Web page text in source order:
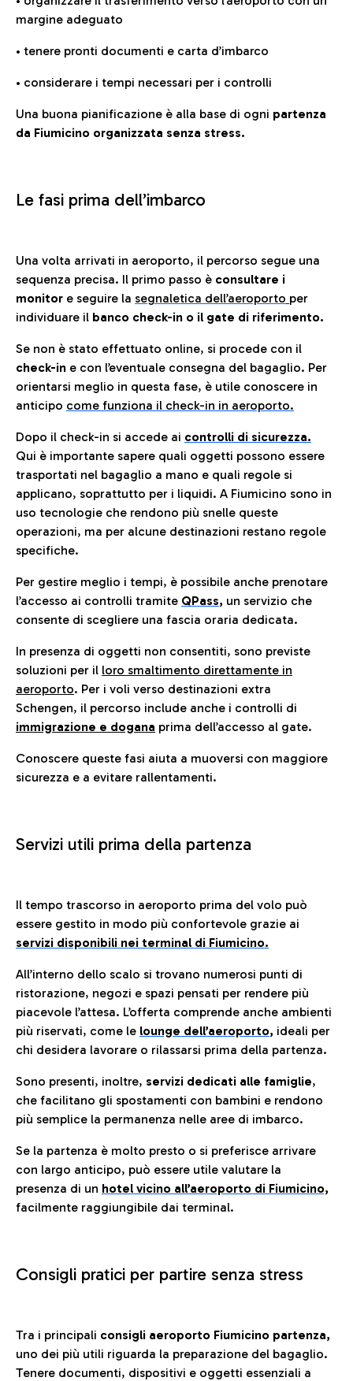
margine adeguato
• tenere pronti documenti e carta d’imbarco
• considerare i tempi necessari per i controlli
Una buona pianificazione è alla base di ogni partenza
da Fiumicino organizzata senza stress.
Le fasi prima dell’imbarco
Una volta arrivati in aeroporto, il percorso segue una
sequenza precisa. Il primo passo è consultare i
monitor e seguire la segnaletica dell’aeroporto per
individuare il banco check-in o il gate di riferimento.
Se non è stato effettuato online, si procede con il
check-in e con l’eventuale consegna del bagaglio. Per
orientarsi meglio in questa fase, è utile conoscere in
anticipo come funziona il check-in in aeroporto.
Dopo il check-in si accede ai controlli di sicurezza.
Qui è importante sapere quali oggetti possono essere
trasportati nel bagaglio a mano e quali regole si
applicano, soprattutto per i liquidi. A Fiumicino sono in
uso tecnologie che rendono più snelle queste
operazioni, ma per alcune destinazioni restano regole
specifiche.
Per gestire meglio i tempi, è possibile anche prenotare
l’accesso ai controlli tramite QPass, un servizio che
consente di scegliere una fascia oraria dedicata.
In presenza di oggetti non consentiti, sono previste
soluzioni per il loro smaltimento direttamente in
aeroporto. Per i voli verso destinazioni extra
Schengen, il percorso include anche i controlli di
immigrazione e dogana prima dell’accesso al gate.
Conoscere queste fasi aiuta a muoversi con maggiore
sicurezza e a evitare rallentamenti.
Servizi utili prima della partenza
Il tempo trascorso in aeroporto prima del volo può
essere gestito in modo più confortevole grazie ai
servizi disponibili nei terminal di Fiumicino.
All’interno dello scalo si trovano numerosi punti di
ristorazione, negozi e spazi pensati per rendere più
piacevole l’attesa. L’offerta comprende anche ambienti
più riservati, come le lounge dell’aeroporto, ideali per
chi desidera lavorare o rilassarsi prima della partenza.
Sono presenti, inoltre, servizi dedicati alle famiglie,
che facilitano gli spostamenti con bambini e rendono
più semplice la permanenza nelle aree di imbarco.
Se la partenza è molto presto o si preferisce arrivare
con largo anticipo, può essere utile valutare la
presenza di un hotel vicino all’aeroporto di Fiumicino,
facilmente raggiungibile dai terminal.
Consigli pratici per partire senza stress
Tra i principali consigli aeroporto Fiumicino partenza,
uno dei più utili riguarda la preparazione del bagaglio.
Tenere documenti, dispositivi e oggetti essenziali a